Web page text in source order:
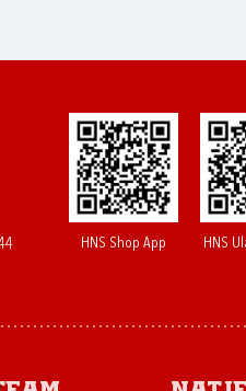
HNS Shop App HNS